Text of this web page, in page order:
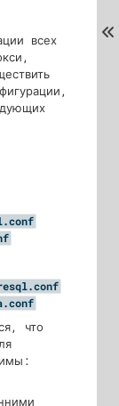
всех
что